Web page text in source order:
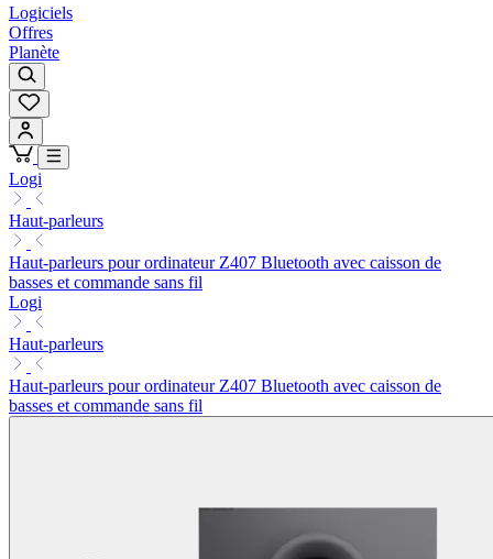
Logiciels
Offres
Planète
Logi
Haut-parleurs
Haut-parleurs pour ordinateur Z407 Bluetooth avec caisson de
basses et commande sans fil
Logi
Haut-parleurs
Haut-parleurs pour ordinateur Z407 Bluetooth avec caisson de
basses et commande sans fil